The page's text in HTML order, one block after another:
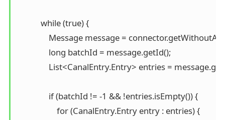
            while (true) {
Message message =
                long batchId = message.getId();
List<CanalEntry.Entry> entries =
                if (batchId != -1 && !entries.isEmpty()) {
                    for (CanalEntry.Entry entry : entries) {